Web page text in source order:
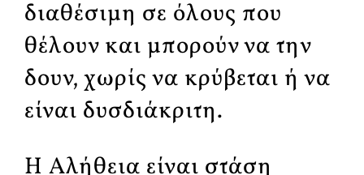
διαθέσιμη σε όλους που
θέλουν και μπορούν να την
δουν, χωρίς να κρύβεται ή να
είναι δυσδιάκριτη.
Η Αλήθεια είναι στάση